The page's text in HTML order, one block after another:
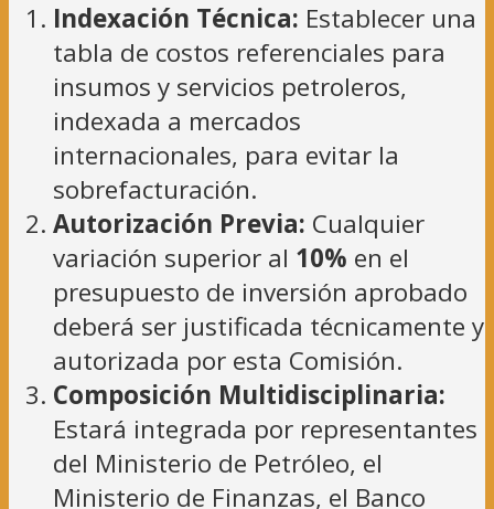
Indexación Técnica: Establecer una
tabla de costos referenciales para
insumos y servicios petroleros,
indexada a mercados
internacionales, para evitar la
sobrefacturación.
Autorización Previa: Cualquier
variación superior al 10% en el
presupuesto de inversión aprobado
deberá ser justificada técnicamente y
autorizada por esta Comisión.
Composición Multidisciplinaria:
Estará integrada por representantes
del Ministerio de Petróleo, el
Ministerio de Finanzas, el Banco